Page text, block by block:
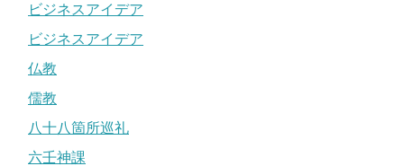
ビジネスアイデア
ビジネスアイデア
仏教
儒教
八十八箇所巡礼
六壬神課